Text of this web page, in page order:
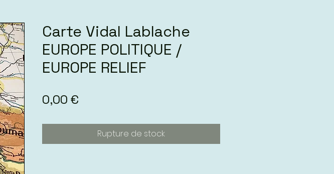
Carte Vidal Lablache
EUROPE POLITIQUE /
EUROPE RELIEF
0,00 €
Rupture de stock